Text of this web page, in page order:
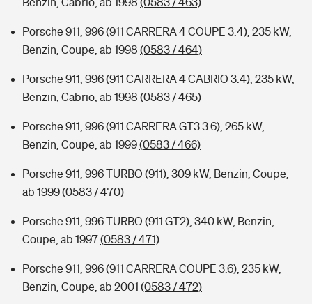
Porsche 911, 996 (911 CARRERA 4 COUPE 3.4), 235 kW,
Benzin, Coupe, ab 1998 (0583 / 464)
Porsche 911, 996 (911 CARRERA 4 CABRIO 3.4), 235 kW,
Benzin, Cabrio, ab 1998 (0583 / 465)
Porsche 911, 996 (911 CARRERA GT3 3.6), 265 kW,
Benzin, Coupe, ab 1999(0583 / 466)
Porsche 911, 996 TURBO (911), 309 kW, Benzin, Coupe,
ab 1999(0583 / 470)
Porsche 911, 996 TURBO (911 GT2), 340 kW, Benzin,
Coupe, ab 1997(0583 / 471)
Porsche 911, 996 (911 CARRERA COUPE 3.6), 235 kW,
Benzin, Coupe, ab 2001 (0583 / 472)